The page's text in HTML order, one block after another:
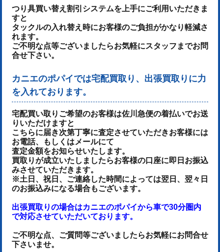
つり具買い替え割引システムを上手にご利用いただきま
すと
タックルの入れ替え時にお客様のご負担がかなり軽減さ
れます。
ご不明な点等ございましたらお気軽にスタッフまでお問
合せ下さい。
カニエのポパイでは宅配買取り、出張買取りに力
を入れております。
宅配買い取りご希望のお客様は佐川急便の着払いでお送
りいただけますと
こちらに届き次第丁寧に査定させていただきお客様には
お電話、もしくはメールにて
査定金額をお知らせいたします。
買取りが成立いたしましたらお客様の口座に即日お振込
みさせていただきます。
※土日、祝日、ご連絡した時間によっては翌日、翌々日
のお振込みになる場合もございます。
出張買取りの場合はカニエのポパイから車で30分圏内
で対応させていただいております。
ご不明な点、ご質問等ございましたらお気軽にお問合せ
下さいませ。